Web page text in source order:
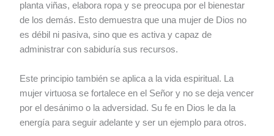
planta viñas, elabora ropa y se preocupa por el bienestar
de los demás. Esto demuestra que una mujer de Dios no
es débil ni pasiva, sino que es activa y capaz de
administrar con sabiduría sus recursos.
Este principio también se aplica a la vida espiritual. La
mujer virtuosa se fortalece en el Señor y no se deja vencer
por el desánimo o la adversidad. Su fe en Dios le da la
energía para seguir adelante y ser un ejemplo para otros.